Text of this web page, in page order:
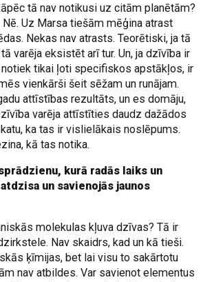
tā nav notikusi uz citām planētām?
Uz Marsa tiešām mēģina atrast
Nekas nav atrasts. Teorētiski, ja tā
varēja eksistēt arī tur. Un, ja dzīvība ir
tikai ļoti specifiskos apstākļos, ir
vienkārši šeit sēžam un runājam.
attīstības rezultāts, un es domāju,
varēja attīstīties daudz dažādos
ka tas ir vislielākais noslēpums.
kā tas notika.
kurā radās laiks un
un savienojās jaunos
molekulas kļuva dzīvas? Tā ir
Nav skaidrs, kad un kā tieši.
ķīmijas, bet lai visu to sakārtotu
nav atbildes. Var savienot elementus